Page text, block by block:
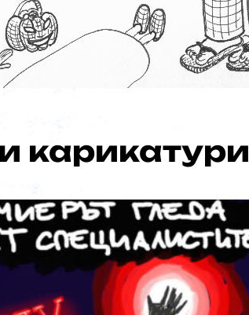
карикатури
на РБ